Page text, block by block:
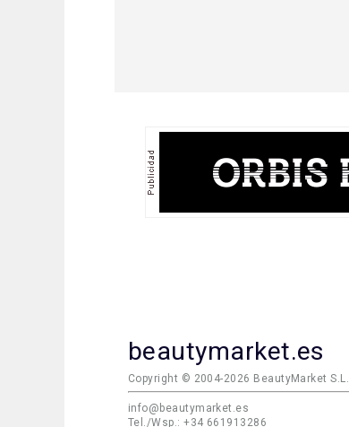
beautymarket.es
Copyright © 2004-2026 BeautyMarket S.L.
info@beautymarket.es
Tel./Wsp.: +34 661913286